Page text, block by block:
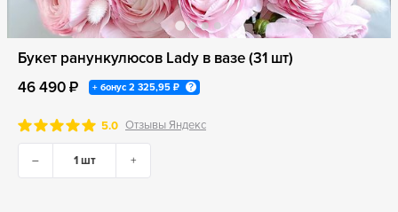
Букет ранункулюсов Lady в вазе (31 шт)
46 490 ₽
+ бонус 2 325,95 ₽
5.0 Отзывы Яндекс
– +